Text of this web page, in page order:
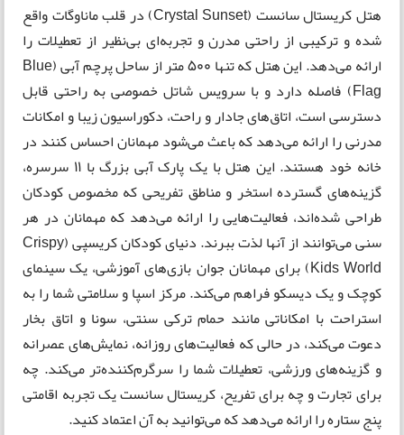
هتل کریستال سانست (Crystal Sunset) در قلب ماناوگات واقع
شده و ترکیبی از راحتی مدرن و تجربه‌ای بی‌نظیر از تعطیلات را
ارائه می‌دهد. این هتل که تنها ۵۰۰ متر از ساحل پرچم آبی (Blue
Flag) فاصله دارد و با سرویس شاتل خصوصی به راحتی قابل
دسترسی است، اتاق‌های جادار و راحت، دکوراسیون زیبا و امکانات
مدرنی را ارائه می‌دهد که باعث می‌شود مهمانان احساس کنند در
خانه خود هستند. این هتل با یک پارک آبی بزرگ با ۱۱ سرسره،
گزینه‌های گسترده استخر و مناطق تفریحی که مخصوص کودکان
طراحی شده‌اند، فعالیت‌هایی را ارائه می‌دهد که مهمانان در هر
سنی می‌توانند از آنها لذت ببرند. دنیای کودکان کریسپی (Crispy
Kids World) برای مهمانان جوان بازی‌های آموزشی، یک سینمای
کوچک و یک دیسکو فراهم می‌کند. مرکز اسپا و سلامتی شما را به
استراحت با امکاناتی مانند حمام ترکی سنتی، سونا و اتاق بخار
دعوت می‌کند، در حالی که فعالیت‌های روزانه، نمایش‌های عصرانه
و گزینه‌های ورزشی، تعطیلات شما را سرگرم‌کننده‌تر می‌کند. چه
برای تجارت و چه برای تفریح، کریستال سانست یک تجربه اقامتی
پنج ستاره را ارائه می‌دهد که می‌توانید به آن اعتماد کنید.